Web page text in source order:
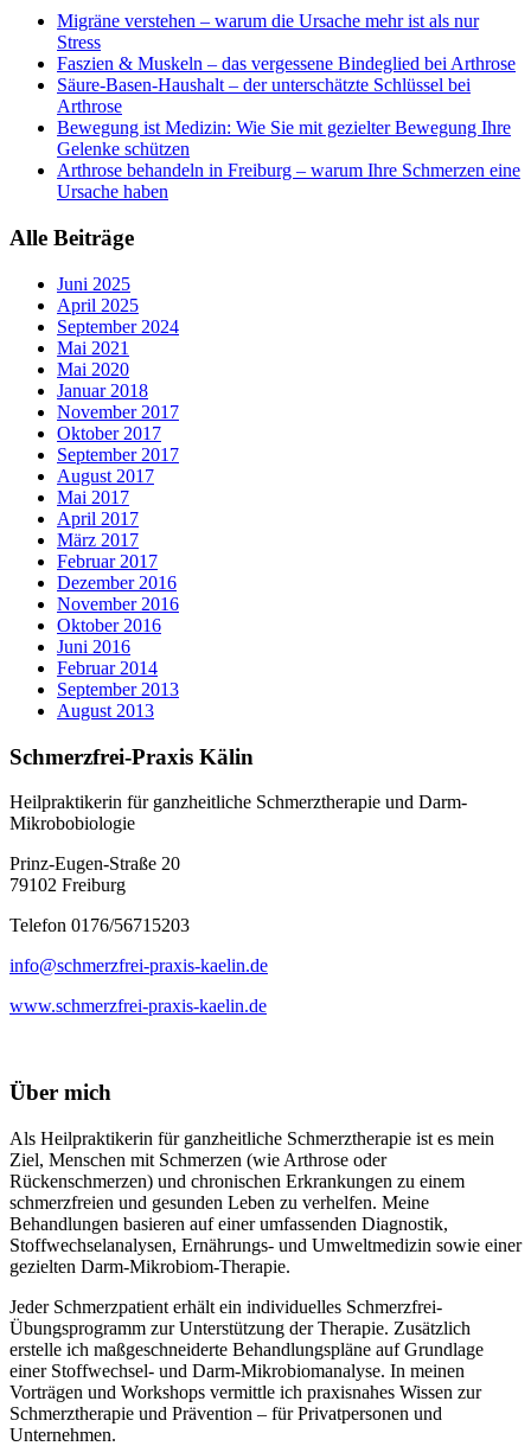
Migräne verstehen – warum die Ursache mehr ist als nur
Stress
Faszien & Muskeln – das vergessene Bindeglied bei Arthrose
Säure-Basen-Haushalt – der unterschätzte Schlüssel bei
Arthrose
Bewegung ist Medizin: Wie Sie mit gezielter Bewegung Ihre
Gelenke schützen
Arthrose behandeln in Freiburg – warum Ihre Schmerzen eine
Ursache haben
Alle Beiträge
Juni 2025
April 2025
September 2024
Mai 2021
Mai 2020
Januar 2018
November 2017
Oktober 2017
September 2017
August 2017
Mai 2017
April 2017
März 2017
Februar 2017
Dezember 2016
November 2016
Oktober 2016
Juni 2016
Februar 2014
September 2013
August 2013
Schmerzfrei-Praxis Kälin
Heilpraktikerin für ganzheitliche Schmerztherapie und Darm-
Mikrobobiologie
Prinz-Eugen-Straße 20
79102 Freiburg
Telefon 0176/56715203
info@schmerzfrei-praxis-kaelin.de
www.schmerzfrei-praxis-kaelin.de
Über mich
Als Heilpraktikerin für ganzheitliche Schmerztherapie ist es mein
Ziel, Menschen mit Schmerzen (wie Arthrose oder
Rückenschmerzen) und chronischen Erkrankungen zu einem
schmerzfreien und gesunden Leben zu verhelfen. Meine
Behandlungen basieren auf einer umfassenden Diagnostik,
Stoffwechselanalysen, Ernährungs- und Umweltmedizin sowie einer
gezielten Darm-Mikrobiom-Therapie.
Jeder Schmerzpatient erhält ein individuelles Schmerzfrei-
Übungsprogramm zur Unterstützung der Therapie. Zusätzlich
erstelle ich maßgeschneiderte Behandlungspläne auf Grundlage
einer Stoffwechsel- und Darm-Mikrobiomanalyse. In meinen
Vorträgen und Workshops vermittle ich praxisnahes Wissen zur
Schmerztherapie und Prävention – für Privatpersonen und
Unternehmen.